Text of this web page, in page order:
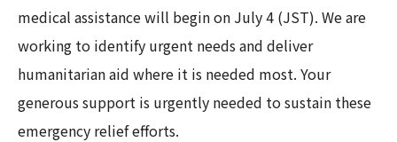
medical assistance will begin on July 4 (JST). We are
working to identify urgent needs and deliver
humanitarian aid where it is needed most. Your
generous support is urgently needed to sustain these
emergency relief efforts.